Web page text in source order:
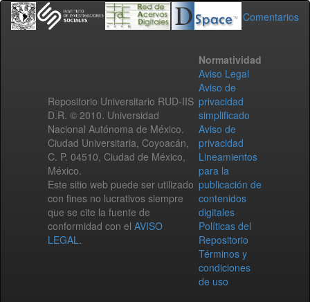
Comentarios
Repositorio Universitario RUD-IIS
D.R. © 2010. Universidad
Nacional Autónoma de México.
Ciudad Universitaria, Coyoacán,
C. P. 04510, Ciudad de México,
México.
Este sitio web puede ser utilizado
con fines no lucrativos siempre
que se cite la fuente de
conformidad con el AVISO
LEGAL.
Normatividad
Aviso Legal
Aviso de
privacidad
simplificado
Aviso de
privacidad
Lineamientos
para la
publicación de
contenidos
digitales
Políticas del
Repositorio
Términos y
condiciones
de uso